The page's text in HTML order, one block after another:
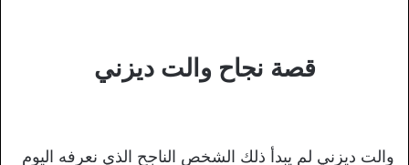
قصة نجاح والت ديزني
والت ديزني لم يبدأ ذلك الشخص الناجح الذي نعرفه اليوم